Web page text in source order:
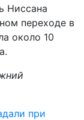
Ниссана
переходе в
около 10
при